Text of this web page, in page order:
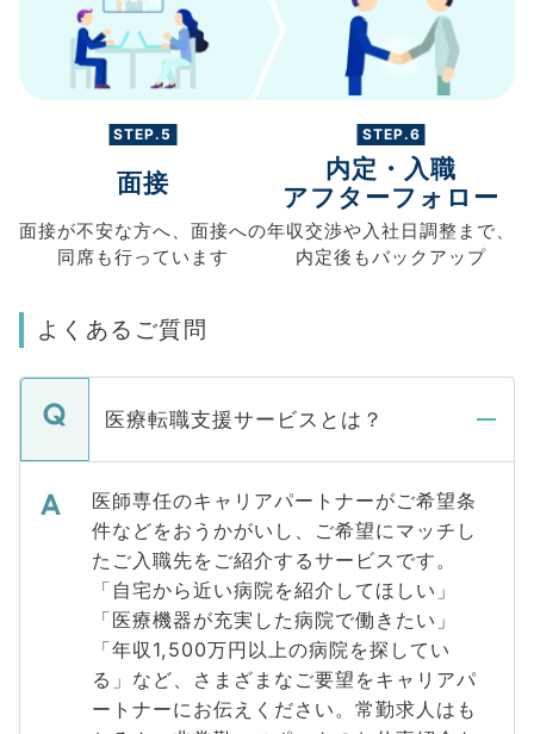
STEP.5
面接
面接が不安な方へ、 面接への
同席も行っています
STEP.6
内定・入職
アフターフォロー
年収交渉や入社日調整まで、
内定後もバックアップ
よくあるご質問
医療転職支援サービスとは？
医師専任のキャリアパートナーがご希望条
件などをおうかがいし、ご希望にマッチし
たご入職先をご紹介するサービスです。
「自宅から近い病院を紹介してほしい」
「医療機器が充実した病院で働きたい」
「年収1,500万円以上の病院を探してい
る」など、さまざまなご要望をキャリアパ
ートナーにお伝えください。常勤求人はも